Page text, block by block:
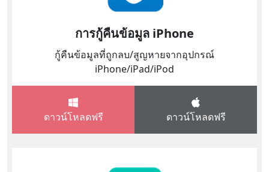
การกู้คืนข้อมูล iPhone
กู้คืนข้อมูลที่ถูกลบ/สูญหายจากอุปกรณ์
iPhone/iPad/iPod
ดาวน์โหลดฟรี ดาวน์โหลดฟรี